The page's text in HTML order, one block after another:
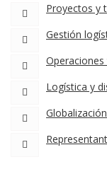
Proyectos y
Gestión
Logística y